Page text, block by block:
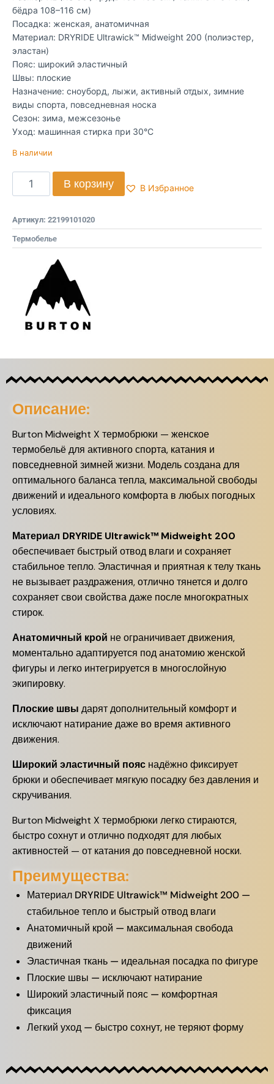
бёдра 108–116 см)
Посадка: женская, анатомичная
Материал: DRYRIDE Ultrawick™ Midweight 200 (полиэстер,
эластан)
Пояс: широкий эластичный
Швы: плоские
Назначение: сноуборд, лыжи, активный отдых, зимние
виды спорта, повседневная носка
Сезон: зима, межсезонье
Уход: машинная стирка при 30°C
В наличии
В корзину В Избранное
Артикул: 22199101020
Термобелье
Описание:
Burton Midweight X термобрюки — женское
термобельё для активного спорта, катания и
повседневной зимней жизни. Модель создана для
оптимального баланса тепла, максимальной свободы
движений и идеального комфорта в любых погодных
условиях.
Материал DRYRIDE Ultrawick™ Midweight 200
обеспечивает быстрый отвод влаги и сохраняет
стабильное тепло. Эластичная и приятная к телу ткань
не вызывает раздражения, отлично тянется и долго
сохраняет свои свойства даже после многократных
стирок.
Анатомичный крой не ограничивает движения,
моментально адаптируется под анатомию женской
фигуры и легко интегрируется в многослойную
экипировку.
Плоские швы дарят дополнительный комфорт и
исключают натирание даже во время активного
движения.
Широкий эластичный пояс надёжно фиксирует
брюки и обеспечивает мягкую посадку без давления и
скручивания.
Burton Midweight X термобрюки легко стираются,
быстро сохнут и отлично подходят для любых
активностей — от катания до повседневной носки.
Преимущества:
Материал DRYRIDE Ultrawick™ Midweight 200 —
стабильное тепло и быстрый отвод влаги
Анатомичный крой — максимальная свобода
движений
Эластичная ткань — идеальная посадка по фигуре
Плоские швы — исключают натирание
Широкий эластичный пояс — комфортная
фиксация
Легкий уход — быстро сохнут, не теряют форму